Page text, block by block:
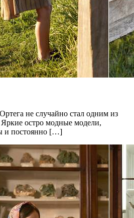
не случайно стал одним из
остро модные модели,
и постоянно […]